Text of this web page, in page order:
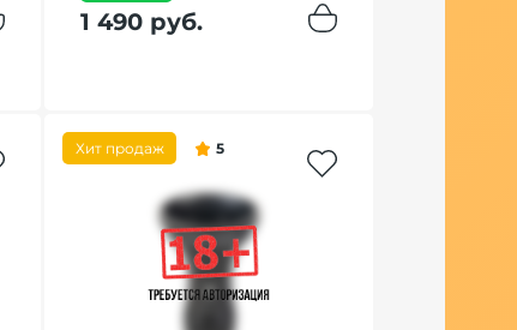
1 490 руб.
Хит продаж 5